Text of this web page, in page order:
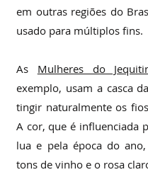
em outras regiões do
usado para múltiplos fins.
As Mulheres do
exemplo, usam a casca
tingir naturalmente os
A cor, que é influenciada
lua e pela época do
tons de vinho e o rosa